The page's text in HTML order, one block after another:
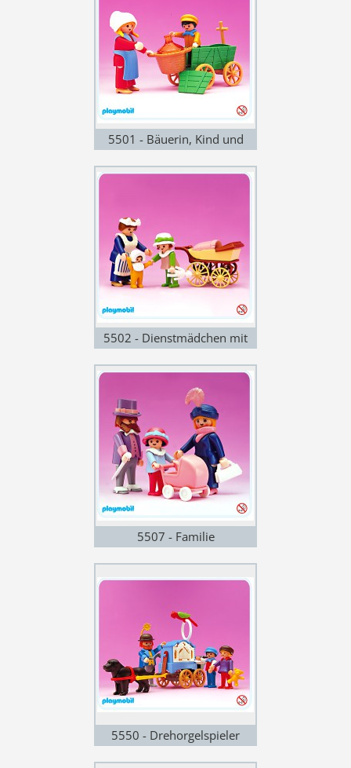
5501 - Bäuerin, Kind und
5502 - Dienstmädchen mit
5507 - Familie
5550 - Drehorgelspieler